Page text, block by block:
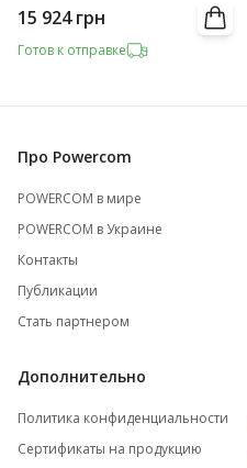
15 924 грн
Готов к отправке
Про Powercom
POWERCOM в мире
POWERCOM в Украине
Контакты
Публикации
Стать партнером
Дополнительно
Политика конфиденциальности
Сертификаты на продукцию